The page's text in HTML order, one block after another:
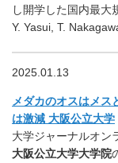
し開学した国内最大
Y. Yasui, T.
2025.01.13
メダカのオスはメス
は激減 大阪公立大学
大学ジャーナルオン
大阪公立大学大学院